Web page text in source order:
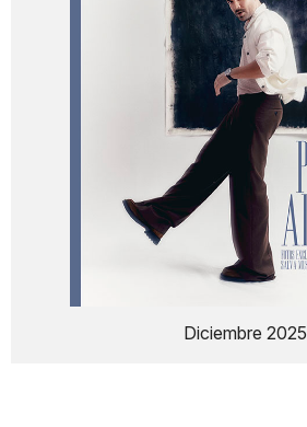
Diciembre 2025